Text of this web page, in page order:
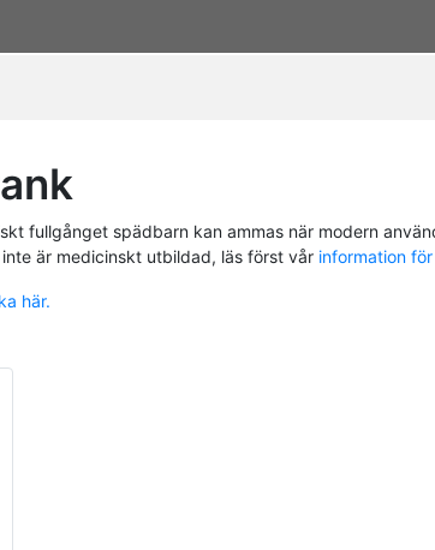
fullgånget spädbarn kan ammas när modern
är medicinskt utbildad, läs först vår information
här.